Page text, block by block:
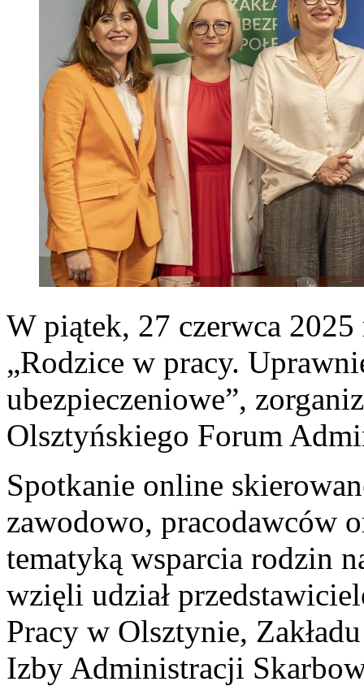
W piątek, 27 czerwca
„Rodzice w pracy.
ubezpieczeniowe”,
Olsztyńskiego Forum
Spotkanie online
zawodowo, pracodawców
tematyką wsparcia rodzin
wzięli udział
Pracy w Olsztynie,
Izby Administracji